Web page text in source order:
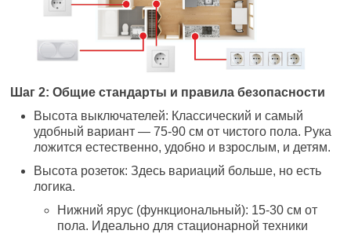
Шаг 2: Общие стандарты и правила безопасности
Высота выключателей: Классический и самый
удобный вариант — 75-90 см от чистого пола. Рука
ложится естественно, удобно и взрослым, и детям.
Высота розеток: Здесь вариаций больше, но есть
логика.
Нижний ярус (функциональный): 15-30 см от
пола. Идеально для стационарной техники